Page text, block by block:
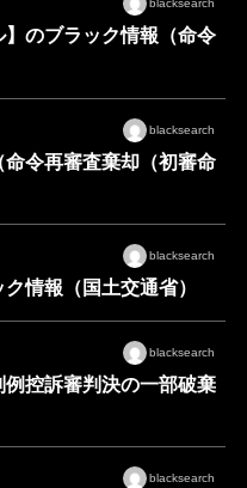
blacksearch
】のブラック情報（命令
blacksearch
命令再審査棄却（初審命
blacksearch
情報（国土交通省）
blacksearch
例控訴審判決の一部破棄
blacksearch